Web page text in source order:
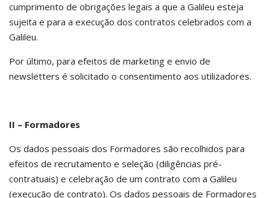
cumprimento de obrigações legais a que a Galileu esteja
sujeita e para a execução dos contratos celebrados com a
Galileu.
Por último, para efeitos de marketing e envio de
newsletters é solicitado o consentimento aos utilizadores.
II – Formadores
Os dados pessoais dos Formadores são recolhidos para
efeitos de recrutamento e seleção (diligências pré-
contratuais) e celebração de um contrato com a Galileu
(execução de contrato). Os dados pessoais de Formadores